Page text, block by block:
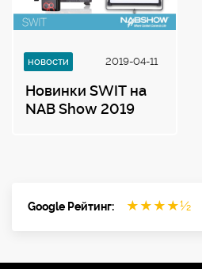
мощность
4 кг
новости 2019-04-11
Новинки SWIT на
NAB Show 2019
Google Рейтинг: ★ ★ ★ ★½